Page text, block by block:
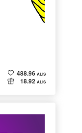
488.96 ALIS
18.92 ALIS